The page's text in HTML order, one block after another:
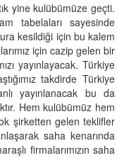
yine kulübümüze geçti.
tabelaları sayesinde
kesildiği için bu kalem
için cazip gelen bir
yayınlayacak. Türkiye
takdirde Türkiye
yayınlanacak bu da
Hem kulübümüz hem
şirketten gelen teklifler
saha kenarında
firmalarımızın saha